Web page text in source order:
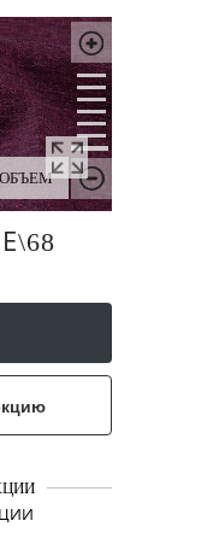
ОБЪЕМ
\​68